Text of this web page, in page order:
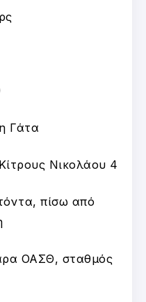
Γάτα
Νικολάου 4
πίσω από
ΟΑΣΘ, σταθμός